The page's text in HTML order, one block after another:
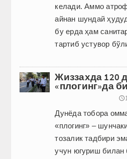
келади. Аммо
айнан шундай
бу ерда ҳам
тартиб устувор
Жиззахда 120
«плогинг»да
Дунёда тобора
«плогинг» –
тозалик тадбири
учун югуриш билан